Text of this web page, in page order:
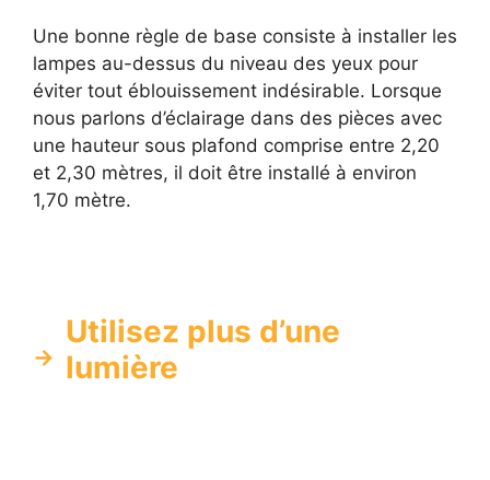
Une bonne règle de base consiste à installer les
lampes au-dessus du niveau des yeux pour
éviter tout éblouissement indésirable. Lorsque
nous parlons d’éclairage dans des pièces avec
une hauteur sous plafond comprise entre 2,20
et 2,30 mètres, il doit être installé à environ
1,70 mètre.
Utilisez plus d’une
lumière